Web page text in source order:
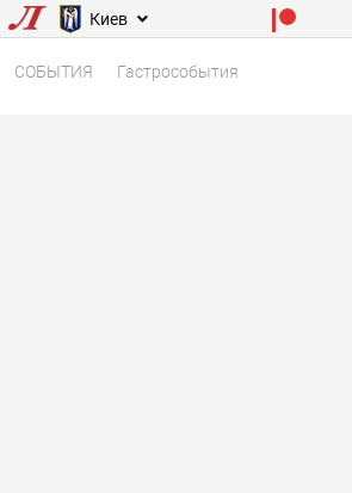
Киев
СОБЫТИЯ Гастрособытия